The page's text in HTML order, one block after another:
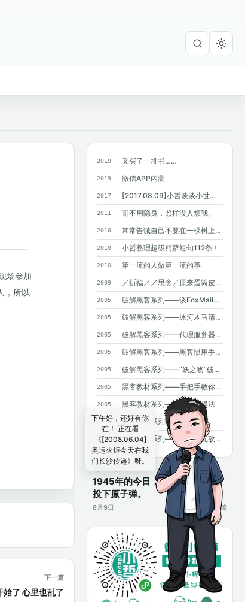
2019 又买了一堆书……
2019 微信APP内测
2017 [2017.08.09]小哲谈谈小世界六度分隔理论
2011 哥不用隐身，照样没人烦我。
2010 常常告诫自己不要在一棵树上吊死，结果…...
2010 小哲整理超级精辟短句112条！
2010 第一流的人做第一流的事
2009 ／祈福／／思念／原来蛋筒皮能吃呀~
2005 破解黑客系列——谈FoxMail和OICQ泄密
2005 破解黑客系列——冰河木马清除法
2005 破解黑客系列——代理服务器藏IP（高手免看）
2005 破解黑客系列——黑客惯用手法揭密
2005 破解黑客系列——“妖之吻”破解法二则
2005 黑客教材系列——手把手教你NT入侵
2005 黑客教材系列——口令入侵法
2005 黑客教材系列——密码知识
2005 黑客教材系列——BBS的无敌杀手
1945年的今日，美国在日本长崎
投下原子弹。
8月9日 17篇
场参加
，所以
下一篇
了 心里也乱了
下午好，还好有你
在！ 正在看
《[2008.06.04]
奥运火炬今天在我
们长沙传递》呀。